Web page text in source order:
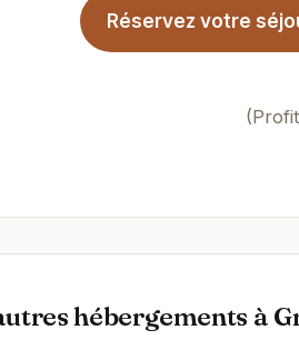
Réservez votre
hébergements à